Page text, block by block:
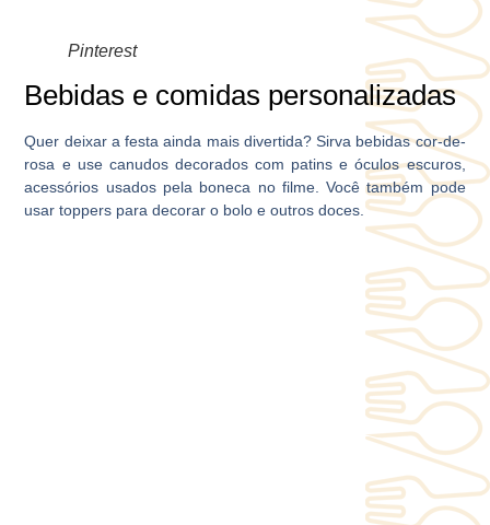
Pinterest
Bebidas e comidas personalizadas
Quer deixar a festa ainda mais divertida? Sirva bebidas cor-de-
rosa e use canudos decorados com patins e óculos escuros,
acessórios usados pela boneca no filme. Você também pode
usar toppers para decorar o bolo e outros doces.